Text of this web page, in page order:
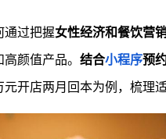
通过把握女性经济和餐饮营
颜值产品。 结合小程序预约
开店两月回本为例，梳理